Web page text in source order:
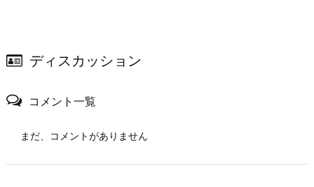
ディスカッション
コメント一覧
まだ、コメントがありません